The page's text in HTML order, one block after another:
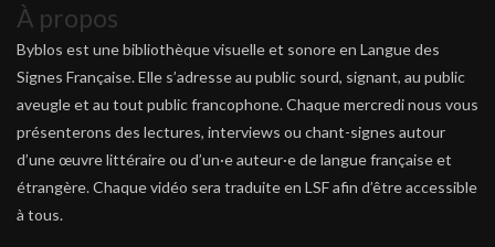
À propos
Byblos est une bibliothèque visuelle et sonore en Langue des
Signes Française. Elle s’adresse au public sourd, signant, au public
aveugle et au tout public francophone. Chaque mercredi nous vous
présenterons des lectures, interviews ou chant-signes autour
d’une œuvre littéraire ou d’un·e auteur·e de langue française et
étrangère. Chaque vidéo sera traduite en LSF afin d’être accessible
à tous.